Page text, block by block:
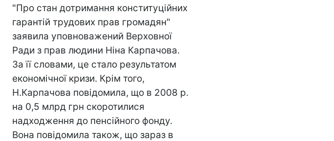
"Про стан дотримання конституційних
гарантій трудових прав громадян"
заявила уповноважений Верховної
Ради з прав людини Ніна Карпачова.
За її словами, це стало результатом
економічної кризи. Крім того,
Н.Карпачова повідомила, що в 2008 р.
на 0,5 млрд грн скоротилися
надходження до пенсійного фонду.
Вона повідомила також, що зараз в